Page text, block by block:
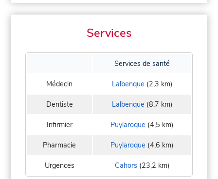
Services
Services de santé
Médecin Lalbenque (2,3 km)
Dentiste Lalbenque (8,7 km)
Infirmier Puylaroque (4,5 km)
Pharmacie Puylaroque (4,6 km)
Urgences Cahors(23,2 km)